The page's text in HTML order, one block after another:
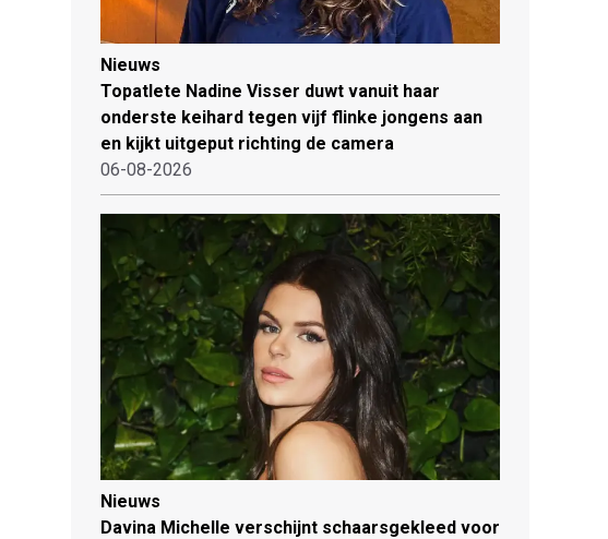
Nieuws
Topatlete Nadine Visser duwt vanuit haar
onderste keihard tegen vijf flinke jongens aan
en kijkt uitgeput richting de camera
06-08-2026
Nieuws
Davina Michelle verschijnt schaarsgekleed voor